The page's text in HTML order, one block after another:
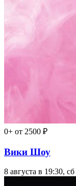
0+ от 2500 ₽
Вики Шоу
8 августа в 19:30, сб